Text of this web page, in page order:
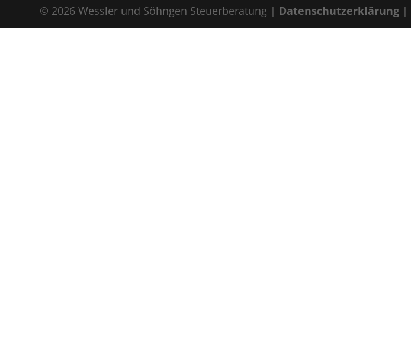
© 2026 Wessler und Söhngen Steuerberatung | Datenschutzerklärung |